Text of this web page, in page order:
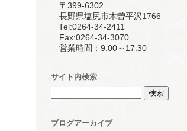
〒399-6302
長野県塩尻市木曽平沢1766
Tel:0264-34-2411
Fax:0264-34-3070
営業時間：9:00～17:30
サイト内検索
ブログアーカイブ